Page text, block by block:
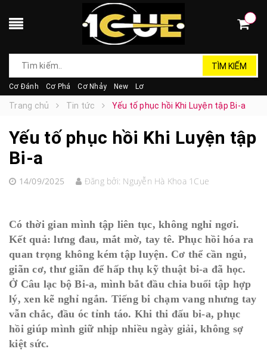
TÌM KIẾM
Cơ Đánh Cơ Phá Cơ Nhảy New Lơ
Trang chủ Tin tức Yếu tố phục hồi Khi Luyện tập Bi-a
Yếu tố phục hồi Khi Luyện tập
Bi-a
14/09/2025 Đăng bởi: Nguyễn Hà Khoa 1Cue
Có thời gian mình tập liên tục, không nghỉ ngơi.
Kết quả: lưng đau, mắt mờ, tay tê. Phục hồi hóa ra
quan trọng không kém tập luyện. Cơ thể cần ngủ,
giãn cơ, thư giãn để hấp thụ kỹ thuật bi-a đã học.
Ở Câu lạc bộ Bi-a, mình bắt đầu chia buổi tập hợp
lý, xen kẽ nghỉ ngắn. Tiếng bi chạm vang nhưng tay
vẫn chắc, đầu óc tỉnh táo. Khi thi đấu bi-a, phục
hồi giúp mình giữ nhịp nhiều ngày giải, không sợ
kiệt sức.